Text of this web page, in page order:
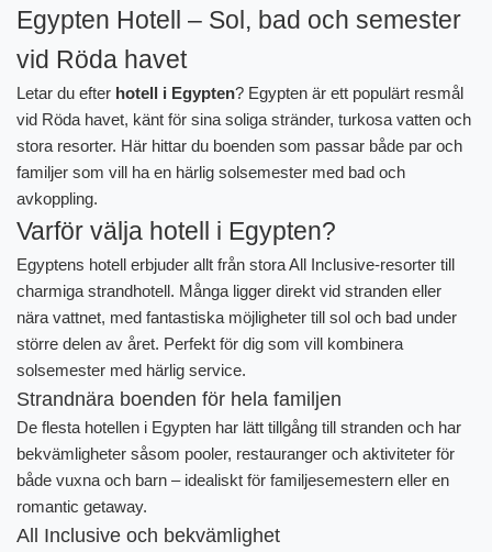
Egypten Hotell – Sol, bad och semester
vid Röda havet
Letar du efter hotell i Egypten? Egypten är ett populärt resmål
vid Röda havet, känt för sina soliga stränder, turkosa vatten och
stora resorter. Här hittar du boenden som passar både par och
familjer som vill ha en härlig solsemester med bad och
avkoppling.
Varför välja hotell i Egypten?
Egyptens hotell erbjuder allt från stora All Inclusive-resorter till
charmiga strandhotell. Många ligger direkt vid stranden eller
nära vattnet, med fantastiska möjligheter till sol och bad under
större delen av året. Perfekt för dig som vill kombinera
solsemester med härlig service.
Strandnära boenden för hela familjen
De flesta hotellen i Egypten har lätt tillgång till stranden och har
bekvämligheter såsom pooler, restauranger och aktiviteter för
både vuxna och barn – idealiskt för familjesemestern eller en
romantic getaway.
All Inclusive och bekvämlighet